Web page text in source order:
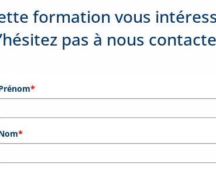
formation vous
pas à nous
*
*